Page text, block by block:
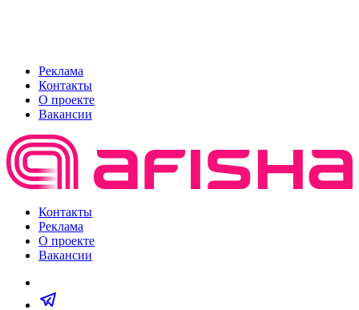
Реклама
Контакты
О проекте
Вакансии
Контакты
Реклама
О проекте
Вакансии